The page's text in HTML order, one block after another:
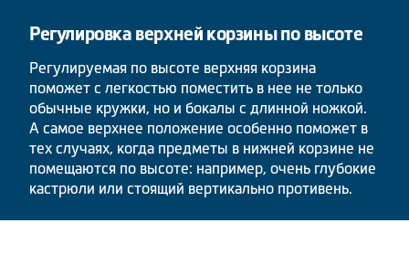
Регулировка верхней корзины по высоте
Регулируемая по высоте верхняя корзина
поможет с легкостью поместить в нее не только
обычные кружки, но и бокалы с длинной ножкой.
А самое верхнее положение особенно поможет в
тех случаях, когда предметы в нижней корзине не
помещаются по высоте: например, очень глубокие
кастрюли или стоящий вертикально противень.